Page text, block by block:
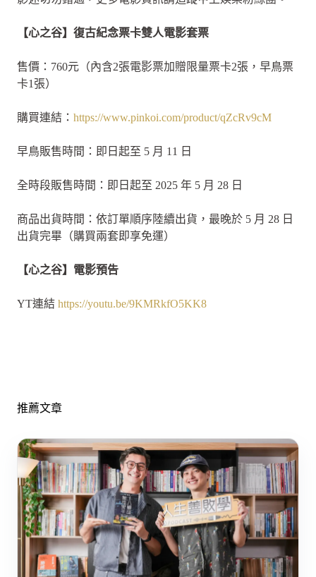
【心之谷】復古紀念票卡雙人電影套票
售價：760元（內含2張電影票加贈限量票卡2張，早鳥票
卡1張）
購買連結： https://www.pinkoi.com/product/qZcRv9cM
早鳥販售時間：即日起至 5 月 11 日
全時段販售時間：即日起至 2025 年 5 月 28 日
商品出貨時間：依訂單順序陸續出貨，最晚於 5 月 28 日
出貨完畢（購買兩套即享免運）
【心之谷】電影預告
YT連結 https://youtu.be/9KMRkfO5KK8
推薦文章